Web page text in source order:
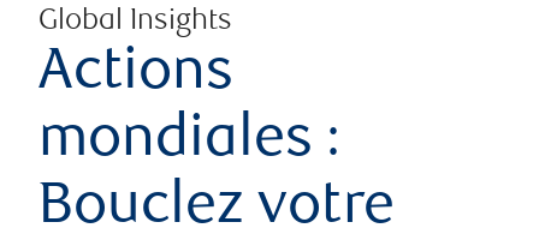
Global Insights
Actions
mondiales :
Bouclez votre